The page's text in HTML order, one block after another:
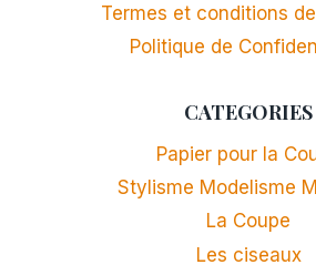
Termes et conditions
Politique de
CATEGORIES
Papier pour la
Stylisme Modelisme
La Coupe
Les ciseaux